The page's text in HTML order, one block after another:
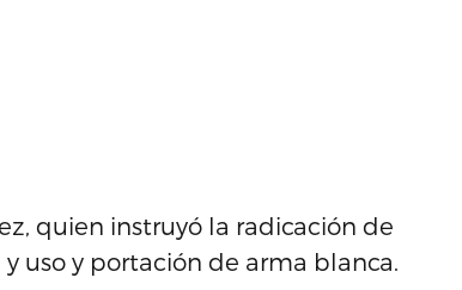
quien instruyó la radicación de
uso y portación de arma blanca.